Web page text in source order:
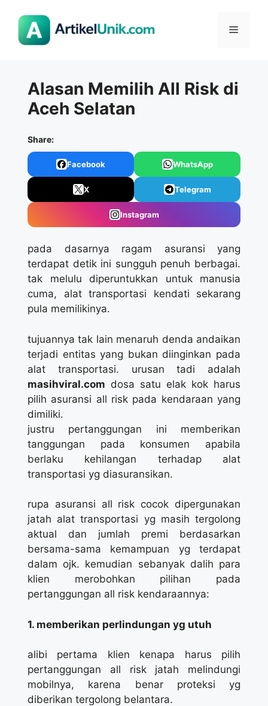
Menu
Alasan Memilih All Risk di
Aceh Selatan
Share:
Facebook WhatsApp
X Telegram
Instagram
pada dasarnya ragam asuransi yang
terdapat detik ini sungguh penuh berbagai.
tak melulu diperuntukkan untuk manusia
cuma, alat transportasi kendati sekarang
pula memilikinya.
tujuannya tak lain menaruh denda andaikan
terjadi entitas yang bukan diinginkan pada
alat transportasi. urusan tadi adalah
masihviral.com dosa satu elak kok harus
pilih asuransi all risk pada kendaraan yang
dimiliki.
justru pertanggungan ini memberikan
tanggungan pada konsumen apabila
berlaku kehilangan terhadap alat
transportasi yg diasuransikan.
rupa asuransi all risk cocok dipergunakan
jatah alat transportasi yg masih tergolong
aktual dan jumlah premi berdasarkan
bersama-sama kemampuan yg terdapat
dalam ojk. kemudian sebanyak dalih para
klien merobohkan pilihan pada
pertanggungan all risk kendaraannya:
1. memberikan perlindungan yg utuh
alibi pertama klien kenapa harus pilih
pertanggungan all risk jatah melindungi
mobilnya, karena benar proteksi yg
diberikan tergolong belantara.